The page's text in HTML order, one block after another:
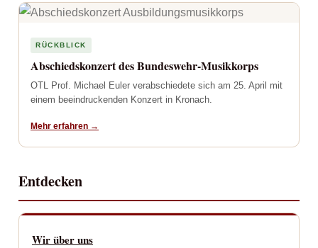
RÜCKBLICK
Abschiedskonzert des Bundeswehr-Musikkorps
OTL Prof. Michael Euler verabschiedete sich am 25. April mit
einem beeindruckenden Konzert in Kronach.
Mehr erfahren →
Entdecken
Wir über uns